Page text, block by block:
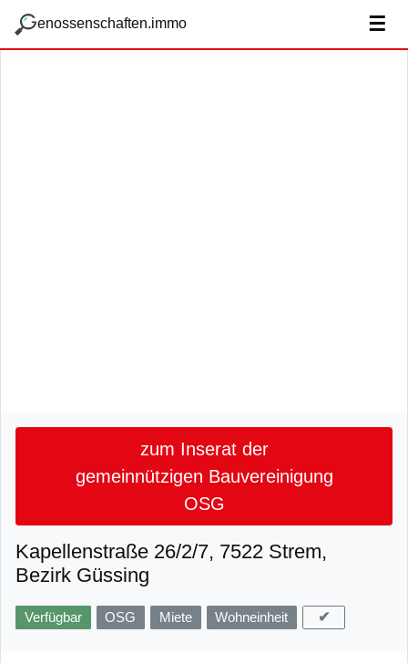
g
enossenschaften.immo ☰
zum Inserat der
gemeinnützigen Bauvereinigung
OSG
Kapellenstraße 26/2/7, 7522 Strem,
Bezirk Güssing
Verfügbar OSG Miete Wohneinheit ✔